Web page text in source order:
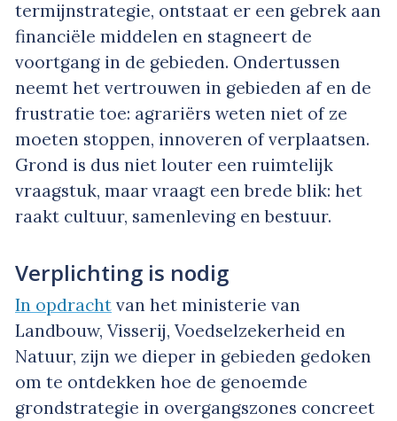
termijnstrategie, ontstaat er een gebrek aan
financiële middelen en stagneert de
voortgang in de gebieden. Ondertussen
neemt het vertrouwen in gebieden af en de
frustratie toe: agrariërs weten niet of ze
moeten stoppen, innoveren of verplaatsen.
Grond is dus niet louter een ruimtelijk
vraagstuk, maar vraagt een brede blik: het
raakt cultuur, samenleving en bestuur.
Verplichting is nodig
In opdracht van het ministerie van
Landbouw, Visserij, Voedselzekerheid en
Natuur, zijn we dieper in gebieden gedoken
om te ontdekken hoe de genoemde
grondstrategie in overgangszones concreet